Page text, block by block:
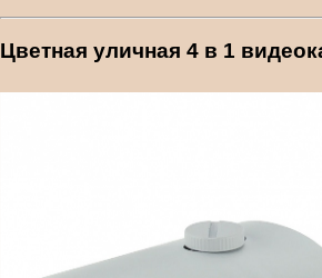
Цветная уличная 4 в 1